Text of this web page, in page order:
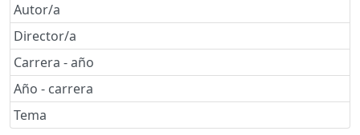
Autor/a
Director/a
Carrera - año
Año - carrera
Tema